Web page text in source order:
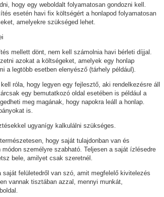
hogy egy weboldalt folyamatosan gondozni kell.
esetén havi fix költségért a honlapod folyamatosan
amelyekre szükséged lehet.
mellett dönt, nem kell számolnia havi bérleti díjjal.
azokat a költségeket, amelyek egy honlap
a legtöbb esetben elenyésző (tárhely például).
róla, hogy legyen egy fejlesztő, aki rendelkezésre áll
egy bemutatkozó oldal esetében is például a
meg magának, hogy napokra leáll a honlap.
is.
ugyanígy kalkulálni szükséges.
hogy saját tulajdonban van és
személyre szabható. Teljesen a saját ízlésedre
bele, amilyet csak szeretnél.
felületedről van szó, amit megfelelő kivitelezés
vannak tisztában azzal, mennyi munkát,